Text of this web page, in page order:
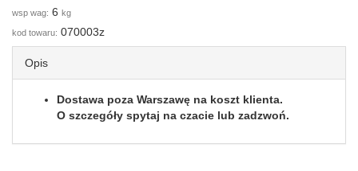
wsp wag: 6 kg
kod towaru: 070003z
Opis
Dostawa poza Warszawę na koszt klienta.
O szczegóły spytaj na czacie lub zadzwoń.